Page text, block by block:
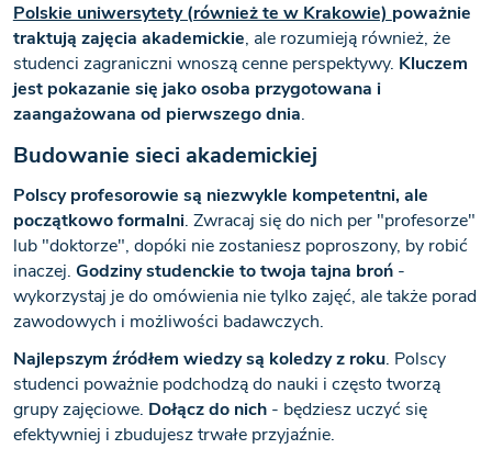
Polskie uniwersytety (również te w Krakowie) poważnie
traktują zajęcia akademickie, ale rozumieją również, że
studenci zagraniczni wnoszą cenne perspektywy. Kluczem
jest pokazanie się jako osoba przygotowana i
zaangażowana od pierwszego dnia.
Budowanie sieci akademickiej
Polscy profesorowie są niezwykle kompetentni, ale
początkowo formalni. Zwracaj się do nich per "profesorze"
lub "doktorze", dopóki nie zostaniesz poproszony, by robić
inaczej. Godziny studenckie to twoja tajna broń -
wykorzystaj je do omówienia nie tylko zajęć, ale także porad
zawodowych i możliwości badawczych.
Najlepszym źródłem wiedzy są koledzy z roku. Polscy
studenci poważnie podchodzą do nauki i często tworzą
grupy zajęciowe. Dołącz do nich - będziesz uczyć się
efektywniej i zbudujesz trwałe przyjaźnie.